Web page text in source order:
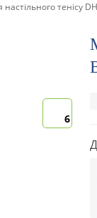
настільного тенісу
6